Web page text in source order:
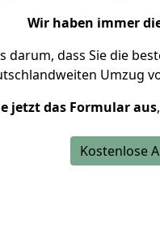
Wir haben immer
darum, dass Sie die
Umzug
jetzt das Formular aus
Kostenlose